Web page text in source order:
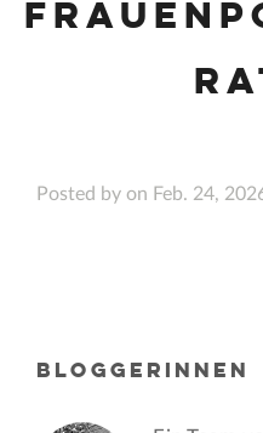
Posted by on Feb. 24,
BLOGGERINNEN